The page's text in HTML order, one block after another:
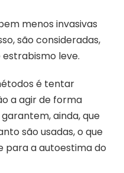
menos invasivas
são consideradas,
leve.
é tentar
a agir de forma
ainda, que
são usadas, o que
para a autoestima do